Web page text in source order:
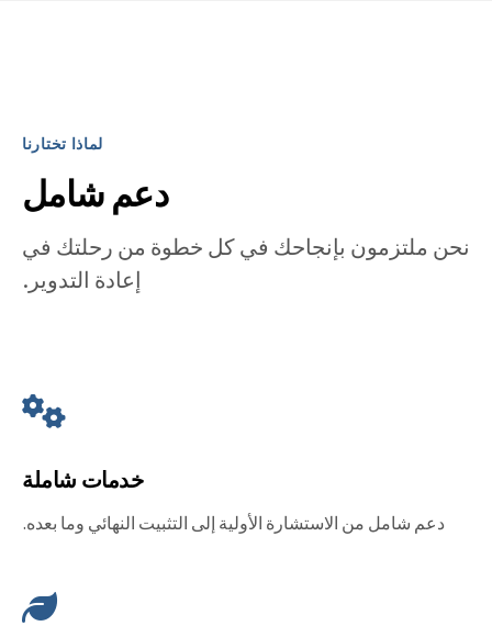
لماذا تختارنا
دعم شامل
نحن ملتزمون بإنجاحك في كل خطوة من رحلتك في
إعادة التدوير.
خدمات شاملة
دعم شامل من الاستشارة الأولية إلى التثبيت النهائي وما بعده.